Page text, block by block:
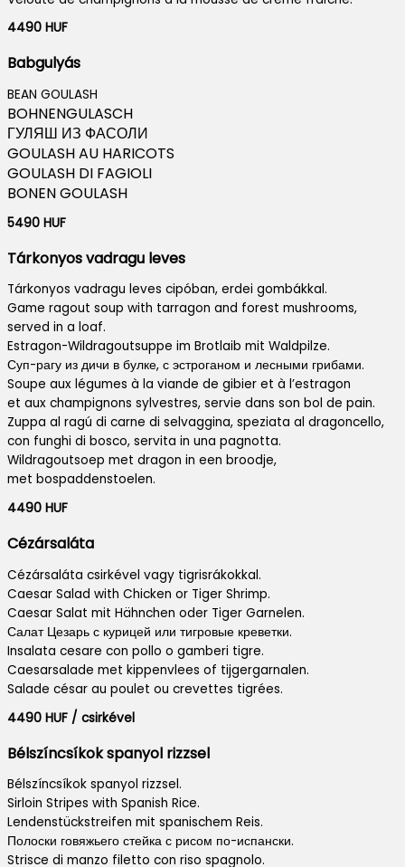
4490 HUF
Babgulyás
BEAN GOULASH
BOHNENGULASCH
ГУЛЯШ ИЗ ФАСОЛИ
GOULASH AU HARICOTS
GOULASH DI FAGIOLI
BONEN GOULASH
5490 HUF
Tárkonyos vadragu leves
Tárkonyos vadragu leves cipóban, erdei gombákkal.
Game ragout soup with tarragon and forest mushrooms,
served in a loaf.
Estragon-Wildragoutsuppe im Brotlaib mit Waldpilze.
Суп-рагу из дичи в булке, с эстроганом и лесными грибами.
Soupe aux légumes à la viande de gibier et à l’estragon
et aux champignons sylvestres, servie dans son bol de pain.
Zuppa al ragú di carne di selvaggina, speziata al dragoncello,
con funghi di bosco, servita in una pagnotta.
Wildragoutsoep met dragon in een broodje,
met bospaddenstoelen.
4490 HUF
Cézársaláta
Cézársaláta csirkével vagy tigrisrákokkal.
Caesar Salad with Chicken or Tiger Shrimp.
Caesar Salat mit Hähnchen oder Tiger Garnelen.
Салат Цезарь с курицей или тигровые креветки.
Insalata cesare con pollo o gamberi tigre.
Caesarsalade met kippenvlees of tijgergarnalen.
Salade césar au poulet ou crevettes tigrées.
4490 HUF / csirkével
Bélszíncsíkok spanyol rizzsel
Bélszíncsíkok spanyol rizzsel.
Sirloin Stripes with Spanish Rice.
Lendenstückstreifen mit spanischem Reis.
Полоски говяжьего стейка с рисом по-испански.
Strisce di manzo filetto con riso spagnolo.